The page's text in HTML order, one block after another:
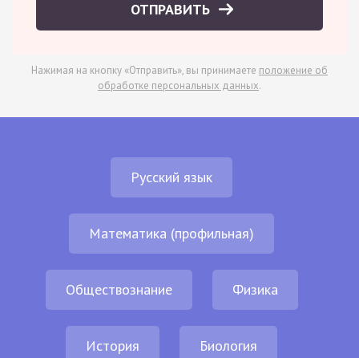
ОТПРАВИТЬ
Нажимая на кнопку «Отправить», вы принимаете положение об
обработке персональных данных.
Русский язык
Математика (профильная)
Обществознание Физика
История Биология